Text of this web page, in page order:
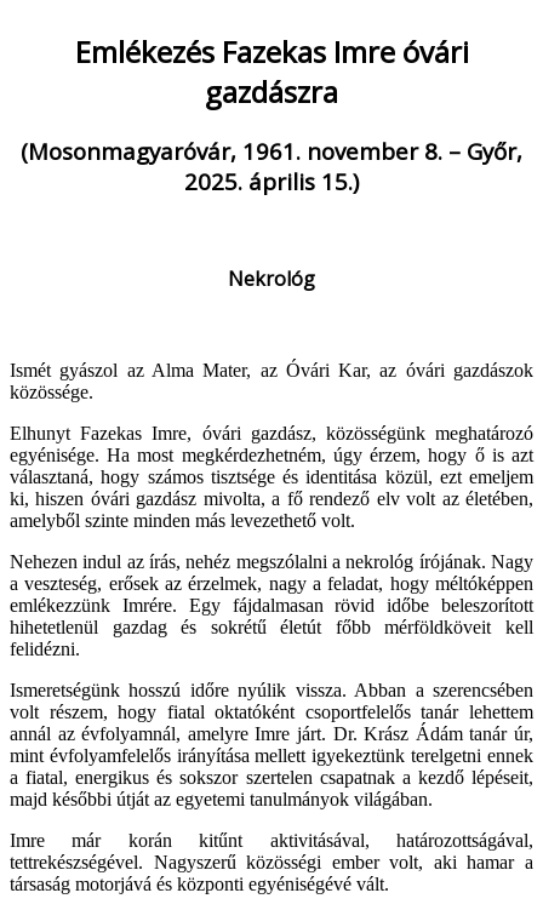
Emlékezés Fazekas Imre óvári
gazdászra
(Mosonmagyaróvár, 1961. november 8. – Győr,
2025. április 15.)
Nekrológ
Ismét gyászol az Alma Mater, az Óvári Kar, az óvári gazdászok
közössége.
Elhunyt Fazekas Imre, óvári gazdász, közösségünk meghatározó
egyénisége. Ha most megkérdezhetném, úgy érzem, hogy ő is azt
választaná, hogy számos tisztsége és identitása közül, ezt emeljem
ki, hiszen óvári gazdász mivolta, a fő rendező elv volt az életében,
amelyből szinte minden más levezethető volt.
Nehezen indul az írás, nehéz megszólalni a nekrológ írójának. Nagy
a veszteség, erősek az érzelmek, nagy a feladat, hogy méltóképpen
emlékezzünk Imrére. Egy fájdalmasan rövid időbe beleszorított
hihetetlenül gazdag és sokrétű életút főbb mérföldköveit kell
felidézni.
Ismeretségünk hosszú időre nyúlik vissza. Abban a szerencsében
volt részem, hogy fiatal oktatóként csoportfelelős tanár lehettem
annál az évfolyamnál, amelyre Imre járt. Dr. Krász Ádám tanár úr,
mint évfolyamfelelős irányítása mellett igyekeztünk terelgetni ennek
a fiatal, energikus és sokszor szertelen csapatnak a kezdő lépéseit,
majd későbbi útját az egyetemi tanulmányok világában.
Imre már korán kitűnt aktivitásával, határozottságával,
tettrekészségével. Nagyszerű közösségi ember volt, aki hamar a
társaság motorjává és központi egyéniségévé vált.